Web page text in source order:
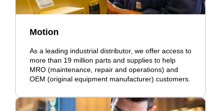
Motion
As a leading industrial distributor, we offer access to
more than 19 million parts and supplies to help
MRO (maintenance, repair and operations) and
OEM (original equipment manufacturer) customers.